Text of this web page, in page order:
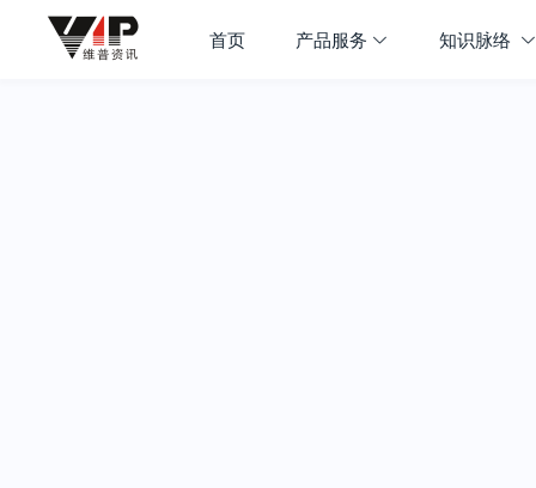
首页 产品服务 知识脉络